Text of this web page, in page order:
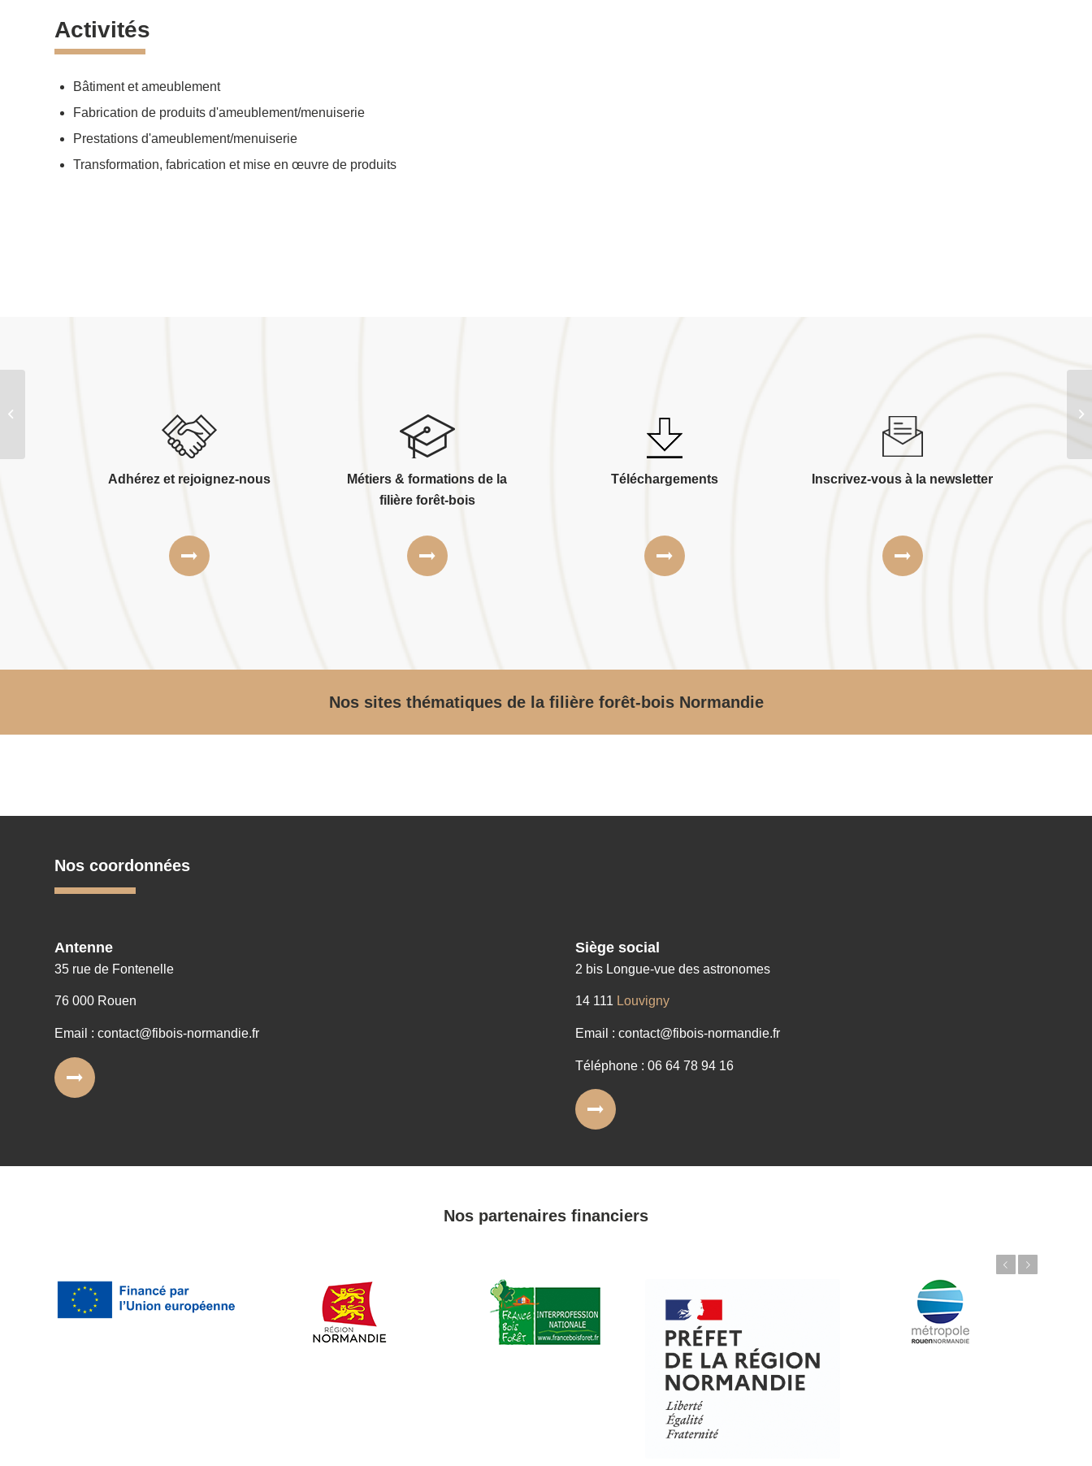
Activités
Bâtiment et ameublement
Fabrication de produits d'ameublement/menuiserie
Prestations d'ameublement/menuiserie
Transformation, fabrication et mise en œuvre de produits
Adhérez et rejoignez-nous
Métiers & formations de la
filière forêt-bois
Téléchargements Inscrivez-vous à la newsletter
Nos sites thématiques de la filière forêt-bois Normandie
Nos coordonnées
Antenne
35 rue de Fontenelle
76 000 Rouen
Email : contact@fibois-normandie.fr
Siège social
2 bis Longue-vue des astronomes
14 111 Louvigny
Email : contact@fibois-normandie.fr
Téléphone : 06 64 78 94 16
Nos partenaires financiers